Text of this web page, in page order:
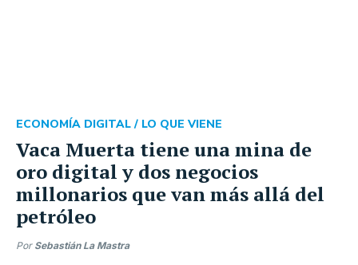
Vaca Muerta tiene una mina de
oro digital y dos negocios
millonarios que van más allá del
petróleo
ECONOMÍA DIGITAL / LO QUE VIENE
Por Sebastián La Mastra